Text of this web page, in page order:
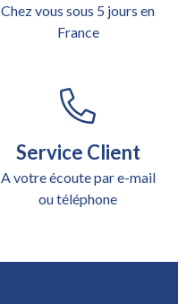
Chez vous sous 5 jours en
France
Service Client
A votre écoute par e-mail
ou téléphone